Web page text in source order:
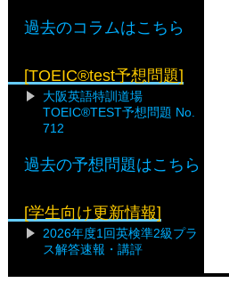
過去のコラムはこちら
[TOEIC®test予想問題]
大阪英語特訓道場
TOEIC®TEST予想問題 No.
712
過去の予想問題はこちら
[学生向け更新情報]
2026年度1回英検準2級プラ
ス解答速報・講評